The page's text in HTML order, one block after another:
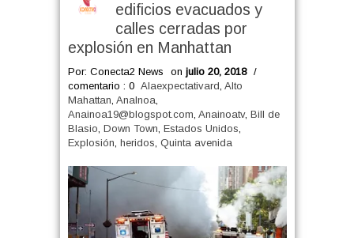
edificios evacuados y
calles cerradas por
explosión en Manhattan
Por: Conecta2 News on julio 20, 2018
/
comentario : 0 Alaexpectativard, Alto
Mahattan, AnaInoa,
Anainoa19@blogspot.com, Anainoatv, Bill de
Blasio, Down Town, Estados Unidos,
Explosión, heridos, Quinta avenida